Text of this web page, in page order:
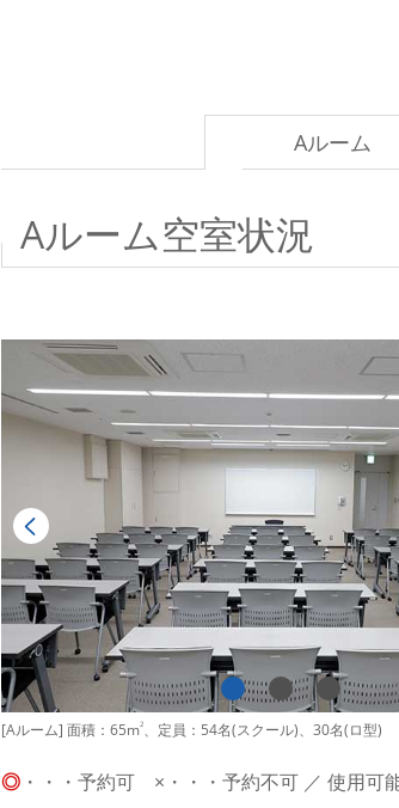
Aルーム
Aルーム空室状況
[Aルーム] 面積：65m2、定員：54名(スクール)、30名(ロ型)
◎ ・・・予約可 ×・・・予約不可 ／ 使用可